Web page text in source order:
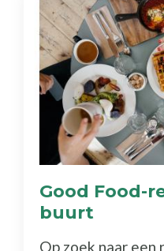
Good Food-
buurt
Op zoek naar